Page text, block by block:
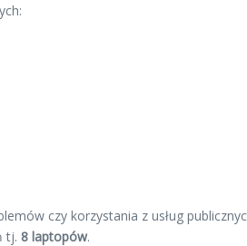
czy korzystania z usług
tj. 8 laptopów.